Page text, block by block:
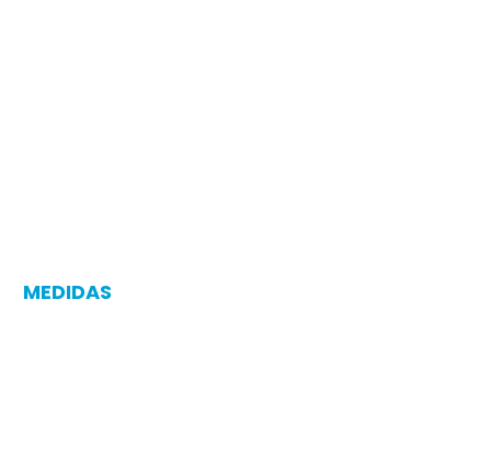
MEDIDAS